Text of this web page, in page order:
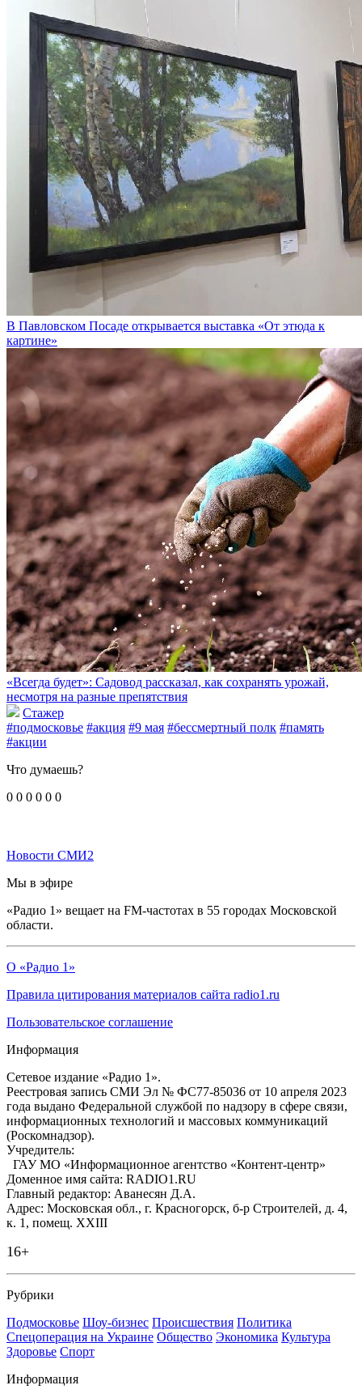
В Павловском Посаде открывается выставка «От этюда к
картине»
«Всегда будет»: Садовод рассказал, как сохранять урожай,
несмотря на разные препятствия
Стажер
#подмосковье #акция #9 мая #бессмертный полк #память
#акции
Что думаешь?
0 0 0 0 0 0
Новости СМИ2
Мы в эфире
«Радио 1» вещает на FM-частотах в 55 городах Московской
области.
О «Радио 1»
Правила цитирования материалов сайта radio1.ru
Пользовательское соглашение
Информация
Сетевое издание «Радио 1».
Реестровая запись СМИ Эл № ФС77-85036 от 10 апреля 2023
года выдано Федеральной службой по надзору в сфере связи,
информационных технологий и массовых коммуникаций
(Роскомнадзор).
Учредитель:
ГАУ МО «Информационное агентство «Контент-центр»
Доменное имя сайта: RADIO1.RU
Главный редактор: Аванесян Д.А.
Адрес: Московская обл., г. Красногорск, б-р Строителей, д. 4,
к. 1, помещ. XXIII
16+
Рубрики
Подмосковье Шоу-бизнес Происшествия Политика
Спецоперация на Украине Общество Экономика Культура
Здоровье Спорт
Информация